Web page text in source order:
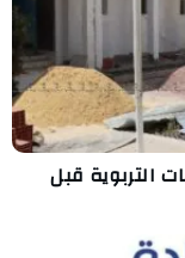
التربوية قبل